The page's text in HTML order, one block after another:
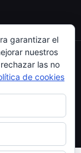
garantizar el
nuestros
las no
de cookies